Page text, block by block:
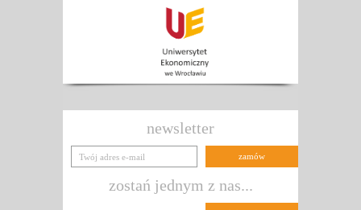
newsletter
zostań jednym z nas...